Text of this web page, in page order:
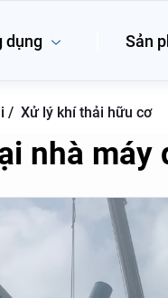
dụng Sản
/ Xử lý khí thải hữu cơ
nhà máy